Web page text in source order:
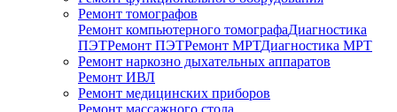
Ремонт томографов
Ремонт компьютерного томографаДиагностика
ПЭТРемонт ПЭТРемонт МРТДиагностика МРТ
Ремонт наркозно дыхательных аппаратов
Ремонт ИВЛ
Ремонт медицинских приборов
Ремонт массажного стола